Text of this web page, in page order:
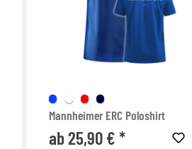
Mannheimer ERC Poloshirt
ab 25,90 € *